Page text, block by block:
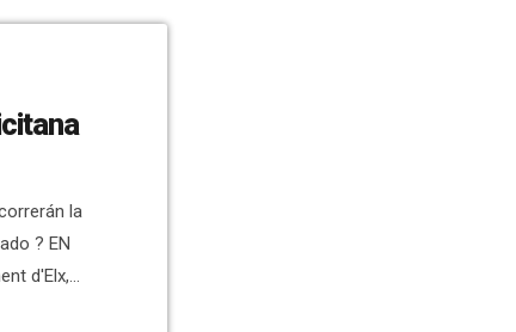
la
? EN
d'Elx,
conocer